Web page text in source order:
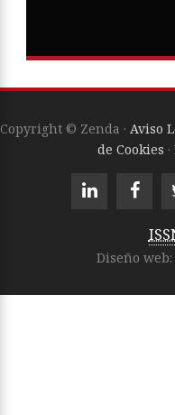
Copyright © Zenda · Aviso
de Cookies ·
Diseño web: